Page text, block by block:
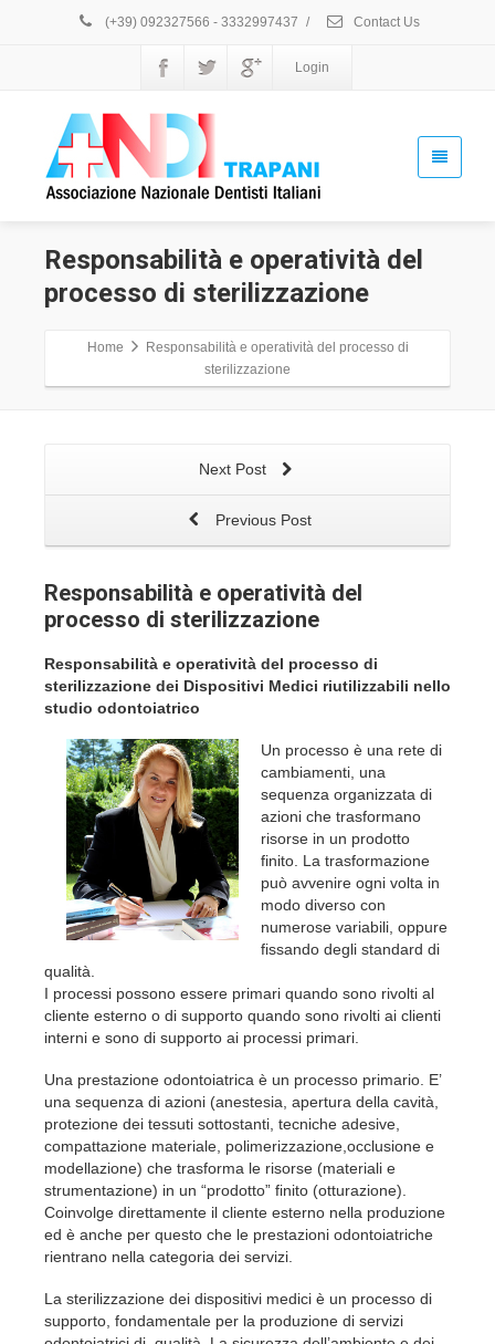
(+39) 092327566 - 3332997437 / Contact Us
Login
Responsabilità e operatività del
processo di sterilizzazione
Home
Responsabilità e operatività del processo di
sterilizzazione
Next Post
Previous Post
Responsabilità e operatività del
processo di sterilizzazione
Responsabilità e operatività del processo di
sterilizzazione dei Dispositivi Medici riutilizzabili nello
studio odontoiatrico
Un processo è una rete di
cambiamenti, una
sequenza organizzata di
azioni che trasformano
risorse in un prodotto
finito. La trasformazione
può avvenire ogni volta in
modo diverso con
numerose variabili, oppure
fissando degli standard di
qualità.
I processi possono essere primari quando sono rivolti al
cliente esterno o di supporto quando sono rivolti ai clienti
interni e sono di supporto ai processi primari.
Una prestazione odontoiatrica è un processo primario. E’
una sequenza di azioni (anestesia, apertura della cavità,
protezione dei tessuti sottostanti, tecniche adesive,
compattazione materiale, polimerizzazione,occlusione e
modellazione) che trasforma le risorse (materiali e
strumentazione) in un “prodotto” finito (otturazione).
Coinvolge direttamente il cliente esterno nella produzione
ed è anche per questo che le prestazioni odontoiatriche
rientrano nella categoria dei servizi.
La sterilizzazione dei dispositivi medici è un processo di
supporto, fondamentale per la produzione di servizi